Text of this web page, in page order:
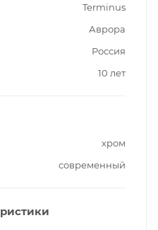
Terminus
Аврора
Россия
10 лет
хром
современный